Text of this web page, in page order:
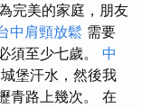
完美的家庭，朋友
中肩頸放鬆 需要
須至少七歲。 中
堡汗水，然後我
青路上幾次。 在